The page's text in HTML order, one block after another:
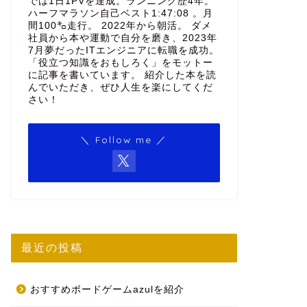
ハーフマラソン自己ベスト1:47:08 。月
間100㌔走行。 2022年から朝活。 ダメ
社員から本や運動で自分を磨き、2023年
7月夢だったITエンジニアに転職を成功。
「役立つ知識をおもしろく」をモットー
に記事を書いています。 紹介した本を読
んでいただき、ぜひ人生を楽にしてくだ
さい！
＼ Follow me ／
最近の投稿
おすすめボードゲームazulを紹介